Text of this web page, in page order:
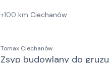
+100 km Ciechanów
Tomax Ciechanów
Zsyp budowlany do gruzu